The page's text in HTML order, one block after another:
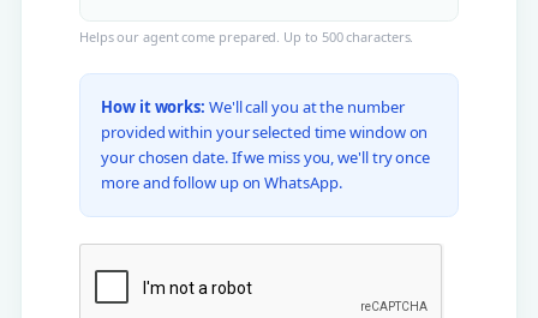
Helps our agent come prepared. Up to 500 characters.
How it works: We'll call you at the number
provided within your selected time window on
your chosen date. If we miss you, we'll try once
more and follow up on WhatsApp.